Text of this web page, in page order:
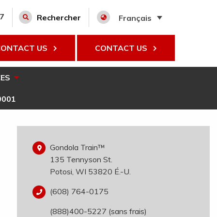
Rechercher Français
US CONTACT US
Gondola Train™
135 Tennyson St.
Potosi, WI 53820 É.-U.
(608) 764-0175
(888)400-5227 (sans frais)